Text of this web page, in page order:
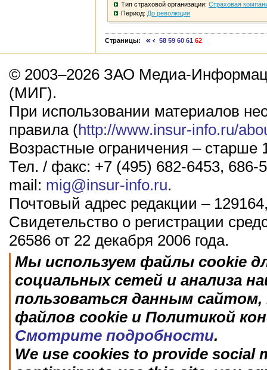
Тип страховой организации: Страховая
Период: До революции
Страницы: 58 59 60 61 62
© 2003–2026 ЗАО Медиа-
(МИГ).
При использовании материалов
правила (http://www.insur-info.ru/
Возрастные ограничения – старше
Тел. / факс: +7 (495) 682-6453, 686-
mail: mig@insur-info.ru.
Почтовый адрес редакции –
Свидетельство о регистрации
26586 от 22 декабря 2006 года.
Мы используем файлы cookie
социальных сетей и анализа
пользоваться данным
файлов cookie и Политикой
Смотрите подробности.
We use cookies to provide social